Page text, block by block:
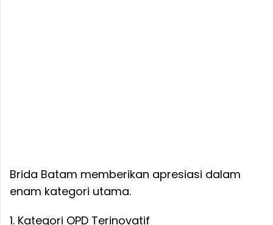
Brida Batam memberikan apresiasi dalam
enam kategori utama.
1. Kategori OPD Terinovatif